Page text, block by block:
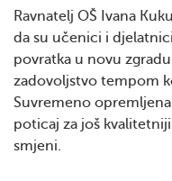
Ravnatelj OŠ Ivana
da su učenici i
povratka u novu
zadovoljstvo tempom
Suvremeno
poticaj za još
smjeni.